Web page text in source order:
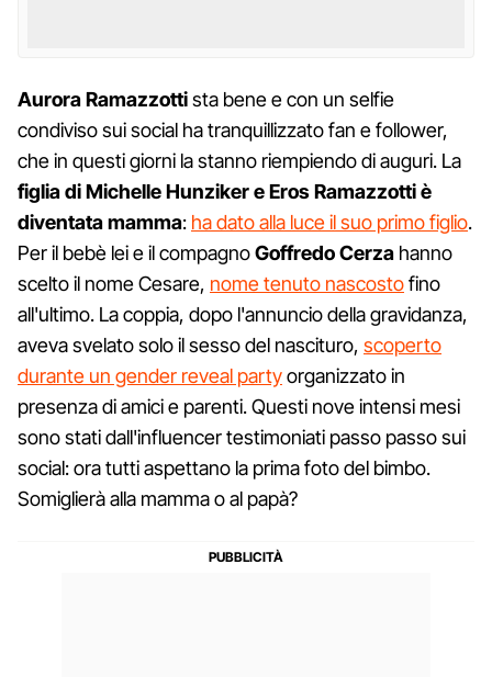
Aurora Ramazzottista bene e con un selfie
condiviso sui social ha tranquillizzato fan e follower,
che in questi giorni la stanno riempiendo di auguri. La
figlia di Michelle Hunziker e Eros Ramazzotti è
diventata mamma: ha dato alla luce il suo primo figlio.
Per il bebè lei e il compagnoGoffredo Cerza hanno
scelto il nome Cesare, nome tenuto nascostofino
all'ultimo. La coppia, dopo l'annuncio della gravidanza,
aveva svelato solo il sesso del nascituro, scoperto
durante un gender reveal partyorganizzato in
presenza di amici e parenti. Questi nove intensi mesi
sono stati dall'influencer testimoniati passo passo sui
social: ora tutti aspettano la prima foto del bimbo.
Somiglierà alla mamma o al papà?